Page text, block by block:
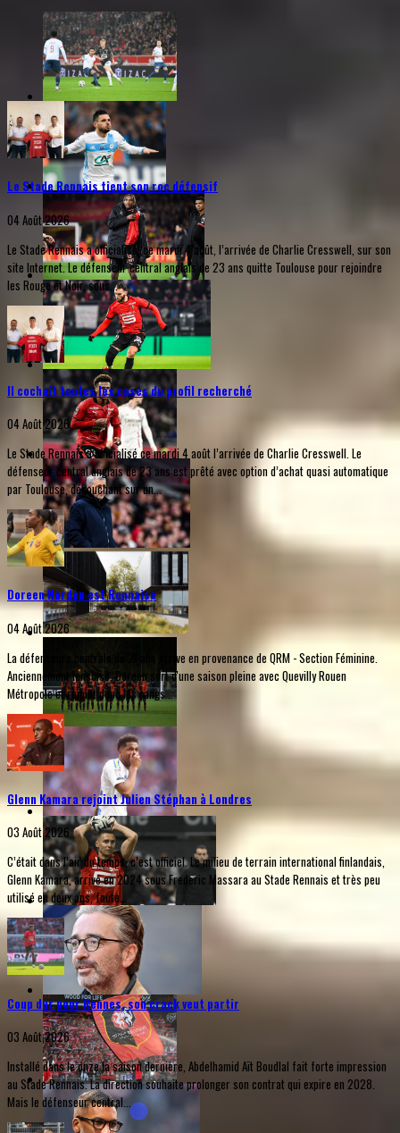
Le Stade Rennais tient son roc défensif
04 Août 2026
Le Stade Rennais a officialisé, ce mardi 4 août, l’arrivée de Charlie Cresswell, sur son
site Internet. Le défenseur central anglais de 23 ans quitte Toulouse pour rejoindre
les Rouge et Noir, sous...
Il cochait toutes les cases du profil recherché
04 Août 2026
Le Stade Rennais a officialisé ce mardi 4 août l’arrivée de Charlie Cresswell. Le
défenseur central anglais de 23 ans est prêté avec option d’achat quasi automatique
par Toulouse, débouchant sur un...
Doreen Norden est Rennaise
04 Août 2026
La défenseure centrale de 21 ans arrive en provenance de QRM - Section Féminine.
Anciennement lensoise, Doreen sort d'une saison pleine avec Quevilly Rouen
Métropole et rejoint donc les rangs...
Glenn Kamara rejoint Julien Stéphan à Londres
03 Août 2026
C’était dans l’air du temps, c’est officiel. Le milieu de terrain international finlandais,
Glenn Kamara, arrivé en 2024 sous Frederic Massara au Stade Rennais et très peu
utilisé en deux ans, faute...
Coup dur pour Rennes, son crack veut partir
03 Août 2026
Installé dans le onze la saison dernière, Abdelhamid Aït Boudlal fait forte impression
au Stade Rennais. La direction souhaite prolonger son contrat qui expire en 2028.
Mais le défenseur central...